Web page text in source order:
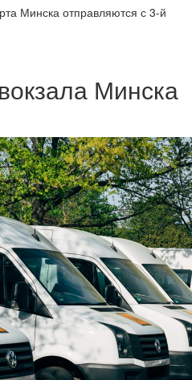
Минска отправляются с 3-й
Минска